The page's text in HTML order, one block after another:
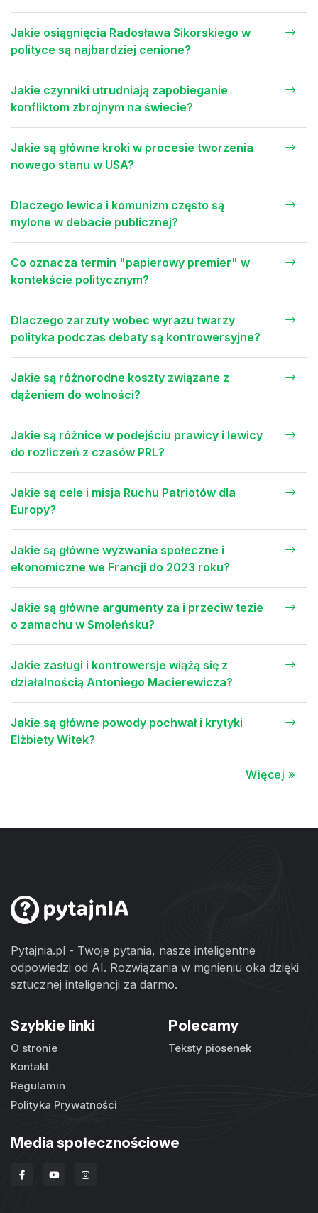
Jakie osiągnięcia Radosława Sikorskiego w
polityce są najbardziej cenione?
Jakie czynniki utrudniają zapobieganie
konfliktom zbrojnym na świecie?
Jakie są główne kroki w procesie tworzenia
nowego stanu w USA?
Dlaczego lewica i komunizm często są
mylone w debacie publicznej?
Co oznacza termin "papierowy premier" w
kontekście politycznym?
Dlaczego zarzuty wobec wyrazu twarzy
polityka podczas debaty są kontrowersyjne?
Jakie są różnorodne koszty związane z
dążeniem do wolności?
Jakie są różnice w podejściu prawicy i lewicy
do rozliczeń z czasów PRL?
Jakie są cele i misja Ruchu Patriotów dla
Europy?
Jakie są główne wyzwania społeczne i
ekonomiczne we Francji do 2023 roku?
Jakie są główne argumenty za i przeciw tezie
o zamachu w Smoleńsku?
Jakie zasługi i kontrowersje wiążą się z
działalnością Antoniego Macierewicza?
Jakie są główne powody pochwał i krytyki
Elżbiety Witek?
Więcej »
Pytajnia.pl - Twoje pytania, nasze inteligentne
odpowiedzi od AI. Rozwiązania w mgnieniu oka dzięki
sztucznej inteligencji za darmo.
Szybkie linki
O stronie
Kontakt
Regulamin
Polityka Prywatności
Polecamy
Teksty piosenek
Media społecznościowe